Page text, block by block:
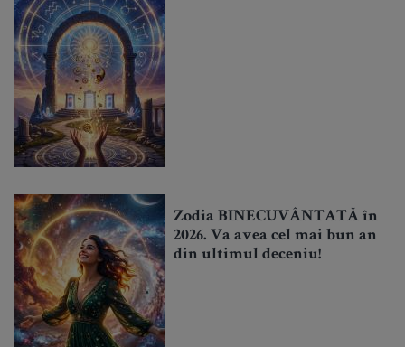
Zodia BINECUVÂNTATĂ în
2026. Va avea cel mai bun an
din ultimul deceniu!